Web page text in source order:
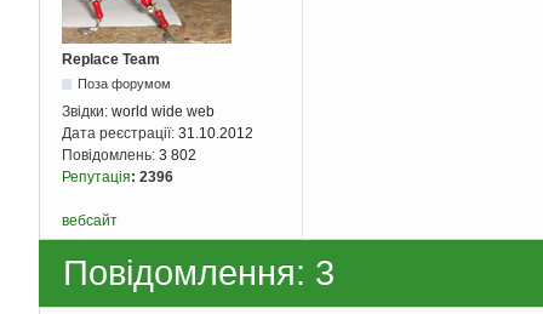
Replace Team
Поза форумом
Звідки: world wide web
Дата реєстрації: 31.10.2012
Повідомлень: 3 802
Репутація: 2396
вебсайт
Повідомлення: 3